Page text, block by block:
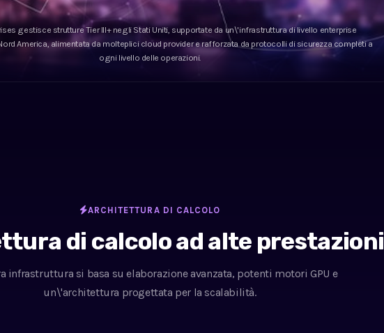
gestisce strutture Tier III+ negli Stati Uniti, supportate da un\'infrastruttura di livello enterprise
America, alimentata da molteplici cloud provider e rafforzata da protocolli di sicurezza completi a
ogni livello delle operazioni.
ARCHITETTURA DI CALCOLO
di calcolo ad alte prestazioni
infrastruttura si basa su elaborazione avanzata, potenti motori GPU e
un\'architettura progettata per la scalabilità.